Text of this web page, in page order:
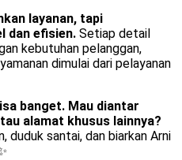
layanan, tapi
dan efisien. Setiap detail
kebutuhan pelanggan,
dimulai dari pelayanan
banget. Mau diantar
alamat khusus lainnya?
duduk santai, dan biarkan Arni